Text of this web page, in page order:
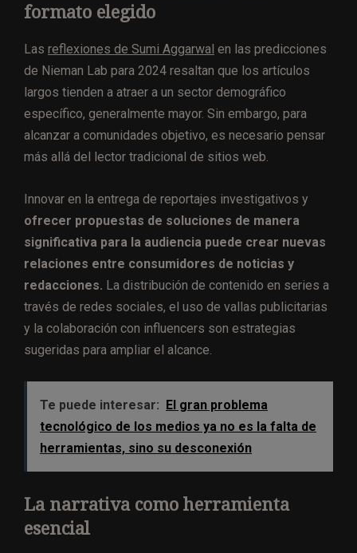
formato elegido
Las reflexiones de Sumi Aggarwal en las predicciones
de Nieman Lab para 2024 resaltan que los artículos
largos tienden a atraer a un sector demográfico
específico, generalmente mayor. Sin embargo, para
alcanzar a comunidades objetivo, es necesario pensar
más allá del lector tradicional de sitios web.
Innovar en la entrega de reportajes investigativos y
ofrecer propuestas de soluciones de manera
significativa para la audiencia puede crear nuevas
relaciones entre consumidores de noticias y
redacciones. La distribución de contenido en series a
través de redes sociales, el uso de vallas publicitarias
y la colaboración con influencers son estrategias
sugeridas para ampliar el alcance.
Te puede interesar:
El gran problema
tecnológico de los medios ya no es la falta de
herramientas, sino su desconexión
La narrativa como herramienta
esencial